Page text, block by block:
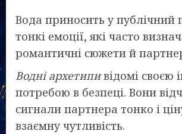
Вода приносить у публічний
тонкі емоції, які часто
романтичні сюжети й
Водні архетипивідомі своєю
потребою в безпеці. Вони
сигнали партнера тонко і
взаємну чутливість.